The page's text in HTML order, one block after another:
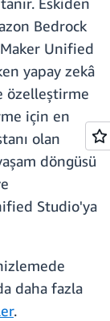
Bedrock
Unified
yapay zekâ
özelleştirme
için en
olan
döngüsü
Studio'ya
daha fazla
.